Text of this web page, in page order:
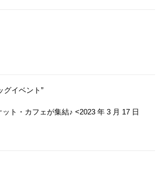
グイベント”
ト・カフェが集結♪ <2023 年 3 月 17 日